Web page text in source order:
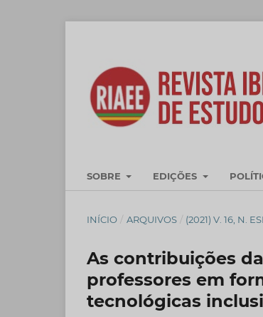
SOBRE EDIÇÕES
INÍCIO / ARQUIVOS / (2021) V. 16, N.
As contribuições
professores em
tecnológicas